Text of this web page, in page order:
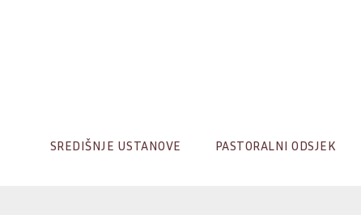
SREDIŠNJE USTANOVE PASTORALNI ODSJEK